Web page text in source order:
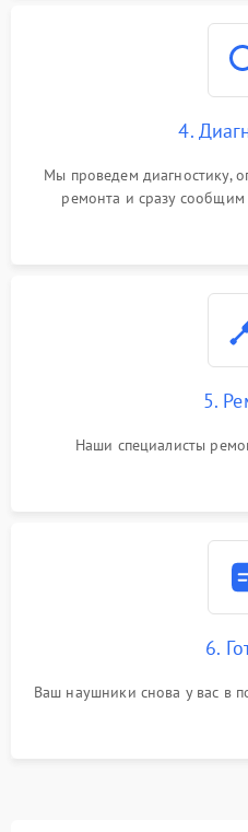
4.
Мы проведем диагностику,
ремонта и сразу
5.
Наши специалисты
6.
Ваш наушники снова у вас в